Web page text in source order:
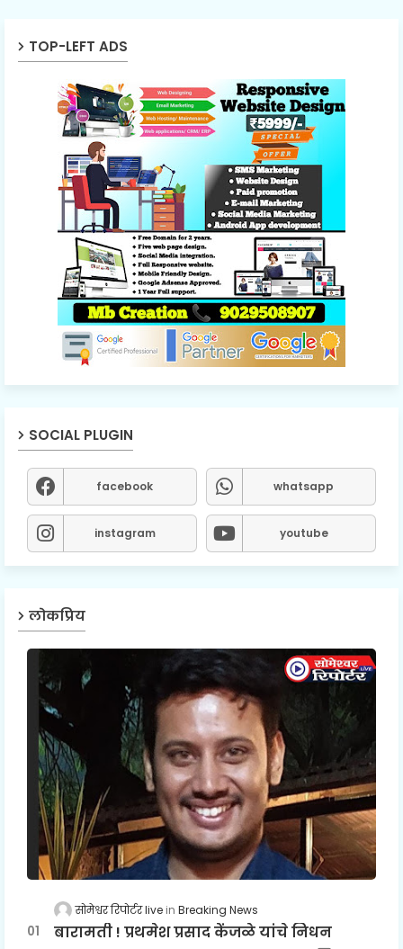
TOP-LEFT ADS
SOCIAL PLUGIN
facebook whatsapp
instagram youtube
लोकप्रिय
सोमेश्वर रिपोर्टर live Breaking News
बारामती ! प्रथमेश प्रसाद केंजळे यांचे निधन